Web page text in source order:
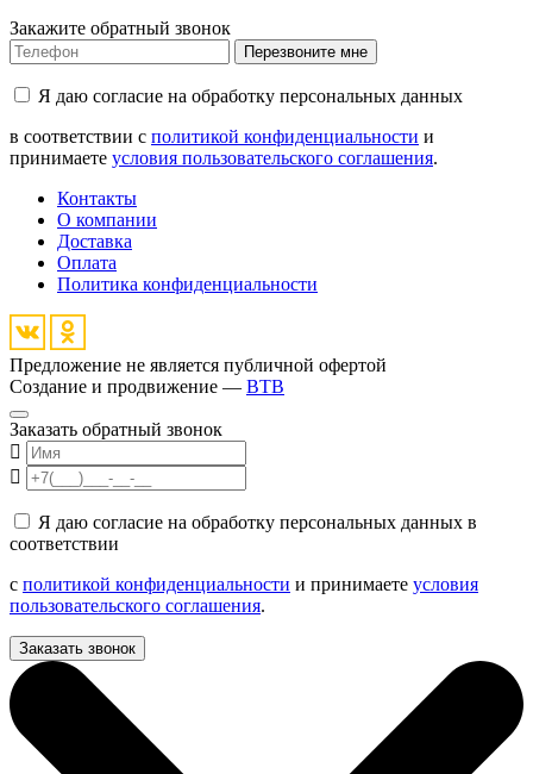
Закажите обратный звонок
Перезвоните мне
Я даю согласие на обработку персональных данных
в соответствии с политикой конфиденциальности и
принимаете условия пользовательского соглашения.
Контакты
О компании
Доставка
Оплата
Политика конфиденциальности
Предложение не является публичной офертой
Создание и продвижение — BTB
Заказать обратный звонок
Я даю согласие на обработку персональных данных в
соответствии
с политикой конфиденциальности и принимаете условия
пользовательского соглашения.
Заказать звонок